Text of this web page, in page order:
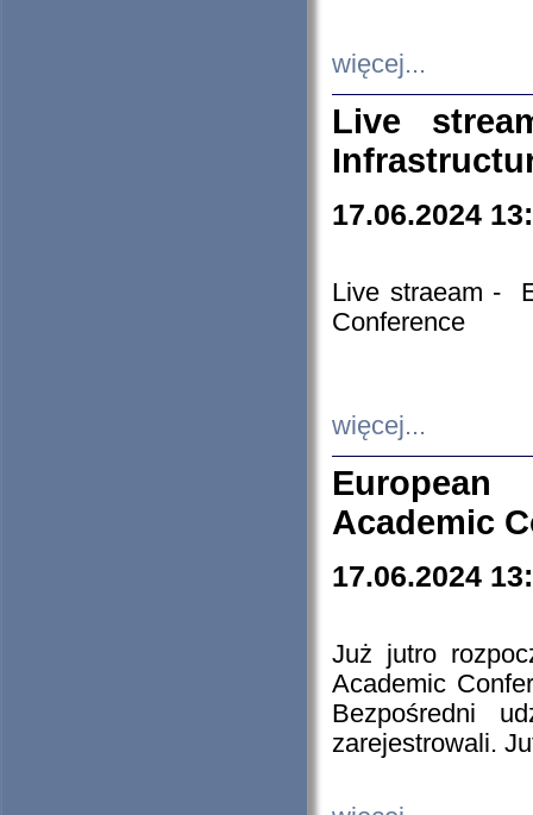
więcej...
Live
17.06.2024
Live straeam -
Conference
więcej...
European
Academic
17.06.2024
Już jutro
Academic
Bezpośredni
zarejestrowali.